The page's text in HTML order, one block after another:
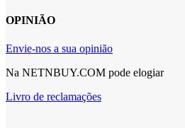
OPINIÃO
Envie-nos a sua opinião
Na NETNBUY.COM pode elogiar
Livro de reclamações